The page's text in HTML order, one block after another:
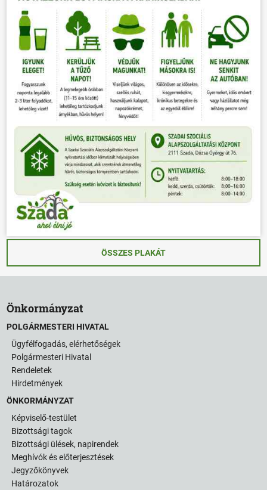
ÖSSZES PLAKÁT
Önkormányzat
POLGÁRMESTERI HIVATAL
Ügyfélfogadás, elérhetőségek
Polgármesteri Hivatal
Rendeletek
Hirdetmények
ÖNKORMÁNYZAT
Képviselő-testület
Bizottsági tagok
Bizottsági ülések, napirendek
Meghívók és előterjesztések
Jegyzőkönyvek
Határozatok